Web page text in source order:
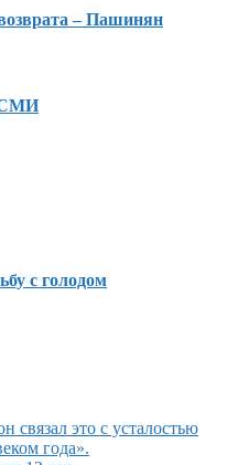
– Пашинян
СМИ
с голодом
связал это с усталостью
года».